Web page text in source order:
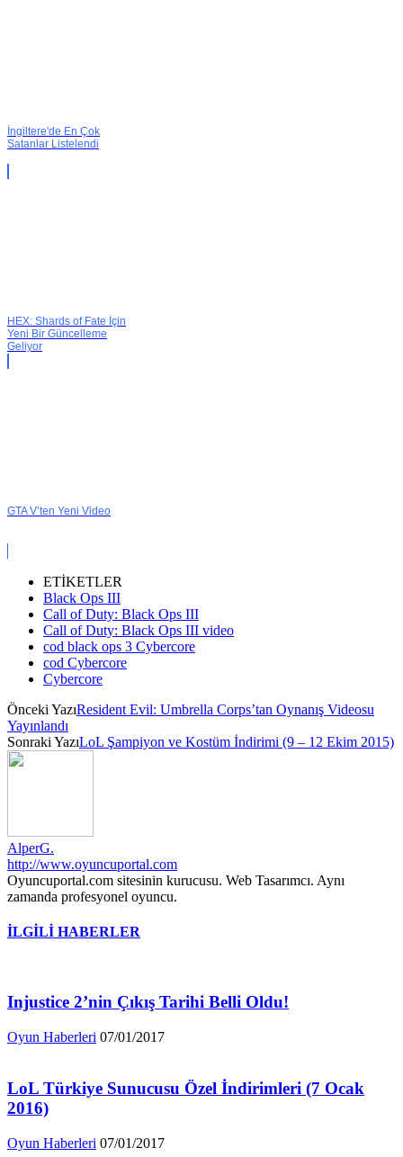
İngiltere'de En Çok
Satanlar Listelendi
HEX: Shards of Fate İçin
Yeni Bir Güncelleme
Geliyor
GTA V’ten Yeni Video
ETİKETLER
Black Ops III
Call of Duty: Black Ops III
Call of Duty: Black Ops III video
cod black ops 3 Cybercore
cod Cybercore
Cybercore
Önceki YazıResident Evil: Umbrella Corps’tan Oynanış Videosu
Yayınlandı
Sonraki YazıLoL Şampiyon ve Kostüm İndirimi (9 – 12 Ekim 2015)
AlperG.
http://www.oyuncuportal.com
Oyuncuportal.com sitesinin kurucusu. Web Tasarımcı. Aynı
zamanda profesyonel oyuncu.
İLGİLİ HABERLER
Injustice 2’nin Çıkış Tarihi Belli Oldu!
Oyun Haberleri 07/01/2017
LoL Türkiye Sunucusu Özel İndirimleri (7 Ocak
2016)
Oyun Haberleri 07/01/2017